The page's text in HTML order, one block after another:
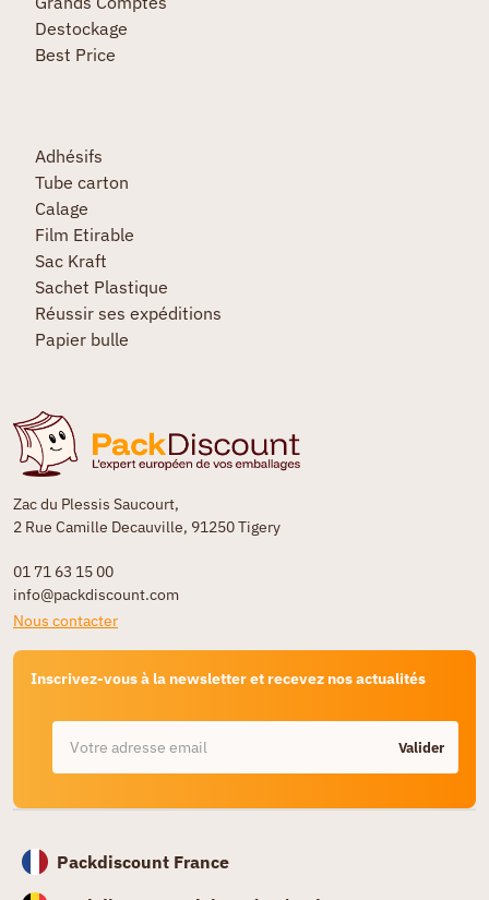
Zac du Plessis Saucourt,
2 Rue Camille Decauville, 91250 Tigery
01 71 63 15 00
info@packdiscount.com
Nous contacter
Inscrivez-vous à la newsletter et recevez nos actualités
Valider
Destockage
Best Price
Adhésifs
Tube carton
Calage
Film Etirable
Sac Kraft
Sachet Plastique
Réussir ses expéditions
Papier bulle
Packdiscount France